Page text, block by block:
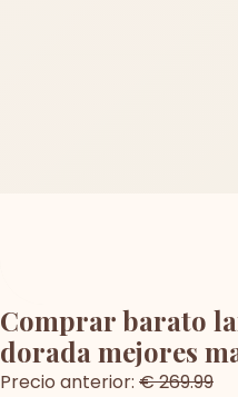
Comprar barato
dorada mejores
Precio anterior: € 269.99